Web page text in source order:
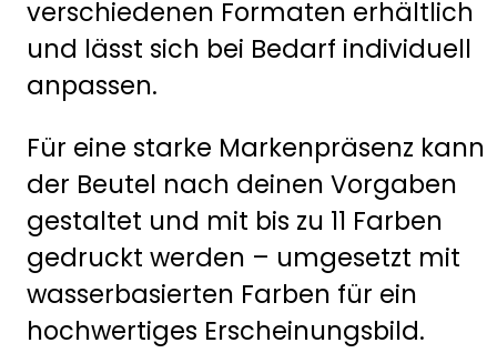
verschiedenen Formaten erhältlich
und lässt sich bei Bedarf individuell
anpassen.
Für eine starke Markenpräsenz kann
der Beutel nach deinen Vorgaben
gestaltet und mit bis zu 11 Farben
gedruckt werden – umgesetzt mit
wasserbasierten Farben für ein
hochwertiges Erscheinungsbild.